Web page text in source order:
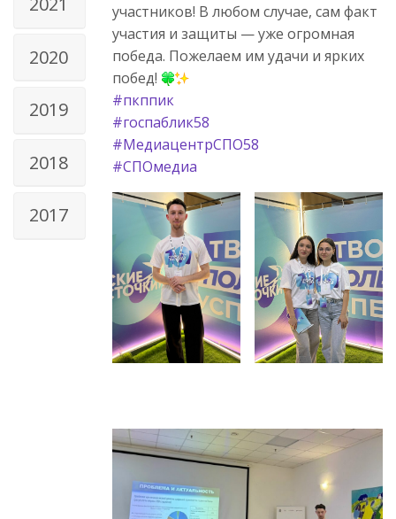
2020
2019
2018
2017
участников! В любом случае, сам факт
участия и защиты — уже огромная
победа. Пожелаем им удачи и ярких
побед!
#пкппик
#госпаблик58
#МедиацентрСПО58
#СПОмедиа